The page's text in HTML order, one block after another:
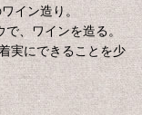
イン造り。
、ワインを造る。
実にできることを少